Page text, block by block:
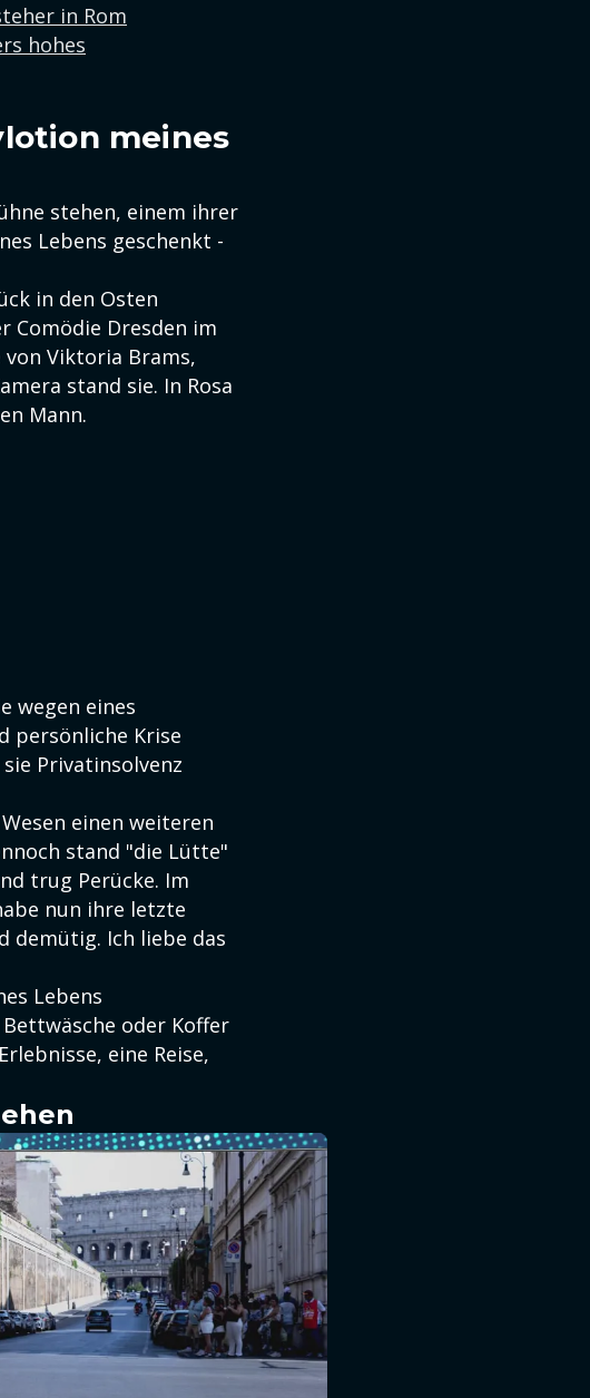
in Rom
hohes
meines
stehen, einem ihrer
Lebens geschenkt -
in den Osten
Comödie Dresden im
Viktoria Brams,
stand sie. In Rosa
Mann.
wegen eines
persönliche Krise
Privatinsolvenz
einen weiteren
stand "die Lütte"
trug Perücke. Im
nun ihre letzte
demütig. Ich liebe das
Lebens
oder Koffer
eine Reise,